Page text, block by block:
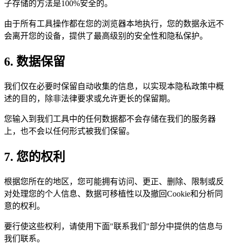
子存储的方法是100%安全的。
由于所有工具操作都在您的浏览器本地执行，您的数据永远不
会离开您的设备，提供了最高级别的安全性和隐私保护。
6. 数据保留
我们仅在必要时保留自动收集的信息，以实现本隐私政策中概
述的目的，除非法律要求或允许更长的保留期。
您输入到我们工具中的任何数据都不会存储在我们的服务器
上，也不会以任何形式被我们保留。
7. 您的权利
根据您所在的地区，您可能拥有访问、更正、删除、限制或反
对处理您的个人信息、数据可移植性以及撤回Cookie和分析同
意的权利。
要行使这些权利，请使用下面"联系我们"部分中提供的信息与
我们联系。